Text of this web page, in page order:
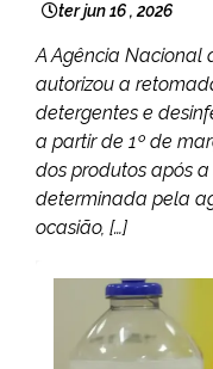
ter jun 16 , 2026
A Agência Nacional
autorizou a
detergentes e
a partir de 1º de
dos produtos após
determinada pela
ocasião, […]